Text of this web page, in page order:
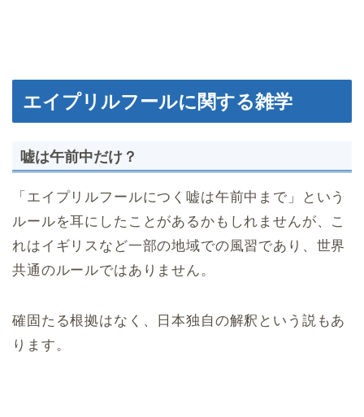
エイプリルフールに関する雑学
嘘は午前中だけ？
「エイプリルフールにつく嘘は午前中まで」という
ルールを耳にしたことがあるかもしれませんが、こ
れはイギリスなど一部の地域での風習であり、世界
共通のルールではありません。
確固たる根拠はなく、日本独自の解釈という説もあ
ります。